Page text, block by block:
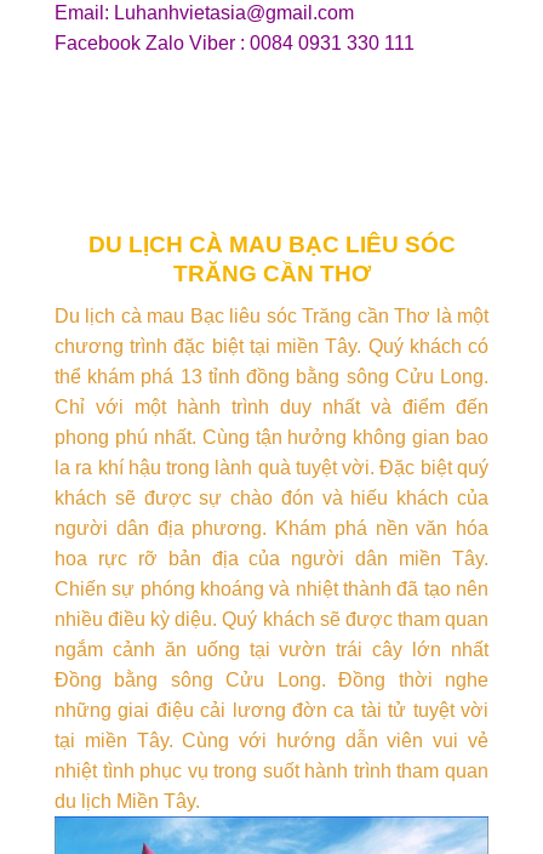
Email: Luhanhvietasia@gmail.com
Facebook Zalo Viber : 0084 0931 330 111
DU LỊCH CÀ MAU BẠC LIÊU SÓC
TRĂNG CẦN THƠ
Du lịch cà mau Bạc liêu sóc Trăng cần Thơ là một
chương trình đặc biệt tại miền Tây. Quý khách có
thể khám phá 13 tỉnh đồng bằng sông Cửu Long.
Chỉ với một hành trình duy nhất và điểm đến
phong phú nhất. Cùng tận hưởng không gian bao
la ra khí hậu trong lành quà tuyệt vời. Đặc biệt quý
khách sẽ được sự chào đón và hiếu khách của
người dân địa phương. Khám phá nền văn hóa
hoa rực rỡ bản địa của người dân miền Tây.
Chiến sự phóng khoáng và nhiệt thành đã tạo nên
nhiều điều kỳ diệu. Quý khách sẽ được tham quan
ngắm cảnh ăn uống tại vườn trái cây lớn nhất
Đồng bằng sông Cửu Long. Đồng thời nghe
những giai điệu cải lương đờn ca tài tử tuyệt vời
tại miền Tây. Cùng với hướng dẫn viên vui vẻ
nhiệt tình phục vụ trong suốt hành trình tham quan
du lịch Miền Tây.